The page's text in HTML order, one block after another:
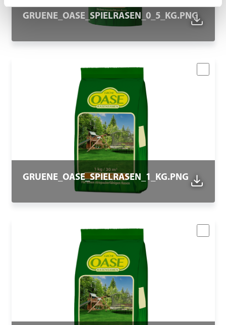
GRUENE_OASE_SPIELRASEN_0_5_KG.PNG
GRUENE_OASE_SPIELRASEN_1_KG.PNG